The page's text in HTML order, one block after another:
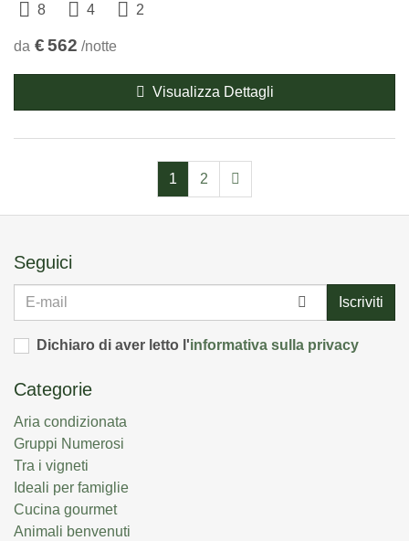
8 4 2
da €562 /notte
Visualizza Dettagli
1 2
Seguici
E-
Iscriviti
Dichiaro di aver letto l'informativa sulla privacy
Categorie
Aria condizionata
Gruppi Numerosi
Tra i vigneti
Ideali per famiglie
Cucina gourmet
Animali benvenuti